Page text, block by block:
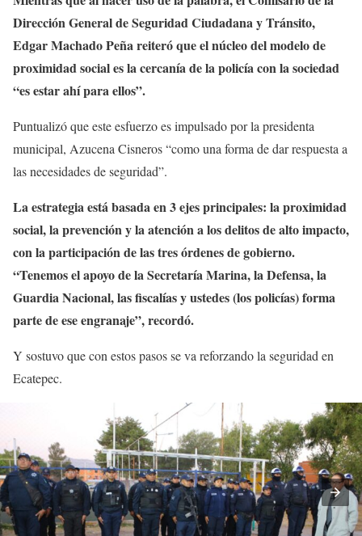
Dirección General de Seguridad Ciudadana y Tránsito,
Edgar Machado Peña reiteró que el núcleo del modelo de
proximidad social es la cercanía de la policía con la sociedad
“es estar ahí para ellos”.
Puntualizó que este esfuerzo es impulsado por la presidenta
municipal, Azucena Cisneros “como una forma de dar respuesta a
las necesidades de seguridad”.
La estrategia está basada en 3 ejes principales: la proximidad
social, la prevención y la atención a los delitos de alto impacto,
con la participación de las tres órdenes de gobierno.
“Tenemos el apoyo de la Secretaría Marina, la Defensa, la
Guardia Nacional, las fiscalías y ustedes (los policías) forma
parte de ese engranaje”, recordó.
Y sostuvo que con estos pasos se va reforzando la seguridad en
Ecatepec.